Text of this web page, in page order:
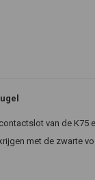
van de K75
met de zwarte